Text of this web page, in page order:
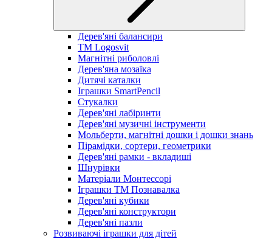
Дерев'яні балансири
TM Logosvit
Магнітні риболовлі
Дерев'яна мозаїка
Дитячі каталки
Іграшки SmartPencil
Стукалки
Дерев'яні лабіринти
Дерев'яні музичні інструменти
Мольберти, магнітні дошки і дошки знань
Пірамідки, сортери, геометрики
Дерев'яні рамки - вкладиші
Шнурівки
Матеріали Монтессорі
Іграшки ТМ Познавалка
Дерев'яні кубики
Дерев'яні конструктори
Дерев'яні пазли
Розвиваючі іграшки для дітей